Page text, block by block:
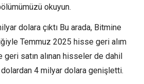
okuyun.
dolara çıktı Bu arada, Bitmine
Temmuz 2025 hisse geri alım
geri satın alınan hisseler de dahil
4 milyar dolara genişletti.